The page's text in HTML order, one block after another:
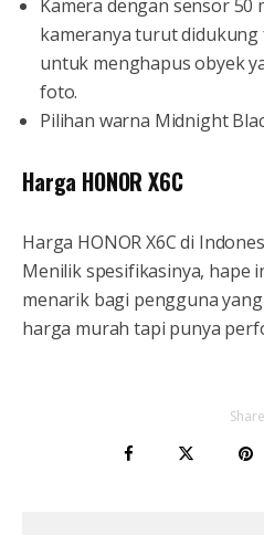
Kamera dengan sensor 50
kameranya turut didukung
untuk menghapus obyek
foto.
Pilihan warna Midnight
Harga HONOR X6C
Harga HONOR X6C di
Menilik spesifikasinya, hape
menarik bagi pengguna
harga murah tapi punya
Share